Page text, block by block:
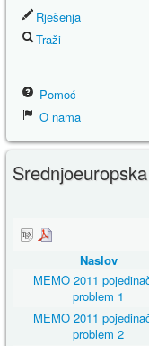
Rješenja
Traži
Pomoć
O nama
Naslov
MEMO 2011
problem 1
MEMO 2011
problem 2